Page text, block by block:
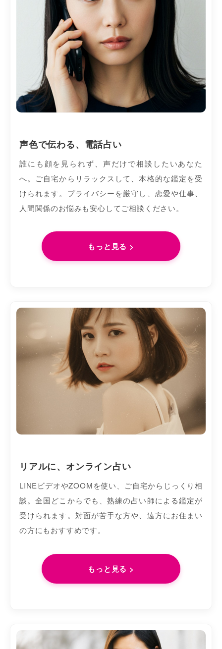
声色で伝わる、電話占い
誰にも顔を見られず、声だけで相談したいあなた
へ。ご自宅からリラックスして、本格的な鑑定を受
けられます。プライバシーを厳守し、恋愛や仕事、
人間関係のお悩みも安心してご相談ください。
もっと見る >
リアルに、オンライン占い
LINEビデオやZOOMを使い、ご自宅からじっくり相
談。全国どこからでも、熟練の占い師による鑑定が
受けられます。対面が苦手な方や、遠方にお住まい
の方にもおすすめです。
もっと見る >